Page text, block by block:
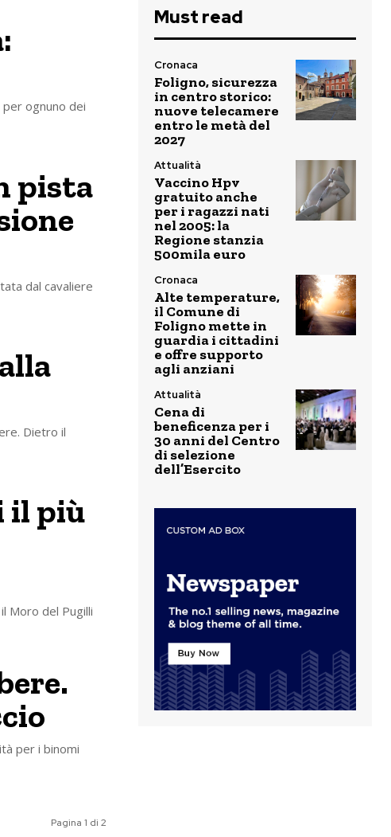
ognuno dei
pista
dal cavaliere
Dietro il
il più
Moro del Pugilli
per i binomi
Pagina 1 di 2
Must read
Cronaca
Foligno, sicurezza
in centro storico:
nuove telecamere
entro le metà del
2027
Attualità
Vaccino Hpv
gratuito anche
per i ragazzi nati
nel 2005: la
Regione stanzia
500mila euro
Cronaca
Alte temperature,
il Comune di
Foligno mette in
guardia i cittadini
e offre supporto
agli anziani
Attualità
Cena di
beneficenza per i
30 anni del Centro
di selezione
dell’Esercito